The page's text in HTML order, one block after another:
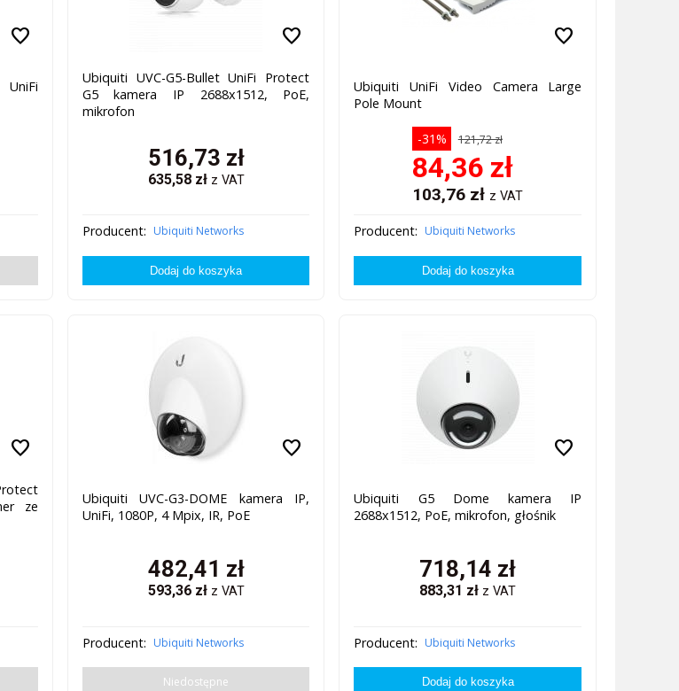
favorite favorite
Ubiquiti UVC-G5-Bullet UniFi Protect
G5 kamera IP 2688x1512, PoE,
mikrofon
516,73 zł
635,58zł z VAT
Producent: Ubiquiti Networks
favorite
Ubiquiti UniFi Video Camera Large
Pole Mount
-31% 121,72 zł
84,36 zł
103,76 zł z VAT
Producent: Ubiquiti Networks
favorite
ze
favorite
Ubiquiti UVC-G3-DOME kamera IP,
UniFi, 1080P, 4 Mpix, IR, PoE
482,41 zł
593,36zł z VAT
Producent: Ubiquiti Networks
Niedostępne
favorite
Ubiquiti G5 Dome kamera IP
2688x1512, PoE, mikrofon, głośnik
718,14 zł
883,31 zł z VAT
Producent: Ubiquiti Networks